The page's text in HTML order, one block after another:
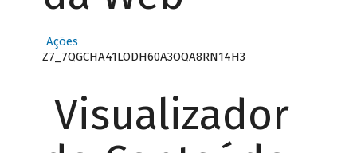
Ações
Z7_7QGCHA41LODH60A3OQA8RN14H3
Visualizador